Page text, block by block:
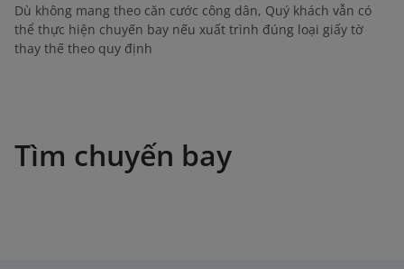
Dù không mang theo căn cước công dân, Quý khách vẫn có
thể thực hiện chuyến bay nếu xuất trình đúng loại giấy tờ
thay thế theo quy định
Tìm chuyến bay